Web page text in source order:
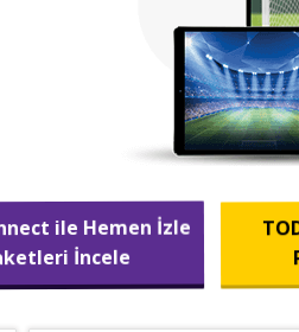
ile Hemen İzle
İncele